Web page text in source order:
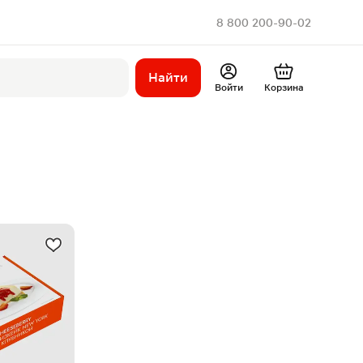
8 800 200-90-02
Найти
Войти Корзина